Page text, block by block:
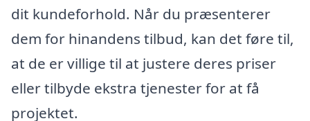
dit kundeforhold. Når du præsenterer
dem for hinandens tilbud, kan det føre til,
at de er villige til at justere deres priser
eller tilbyde ekstra tjenester for at få
projektet.